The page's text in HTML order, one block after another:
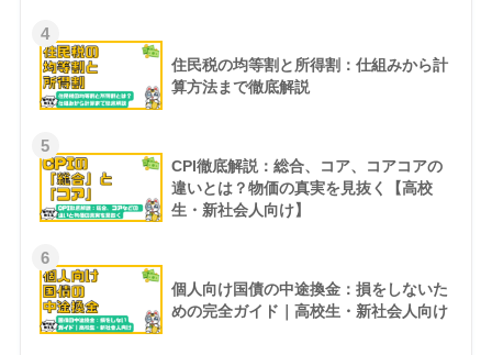
4
住民税の均等割と所得割：仕組みから計
算方法まで徹底解説
5
CPI徹底解説：総合、コア、コアコアの
違いとは？物価の真実を見抜く【高校
生・新社会人向け】
6
個人向け国債の中途換金：損をしないた
めの完全ガイド｜高校生・新社会人向け